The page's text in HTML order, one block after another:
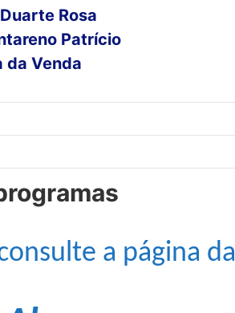
Rosa
Patrício
da Venda
a página da